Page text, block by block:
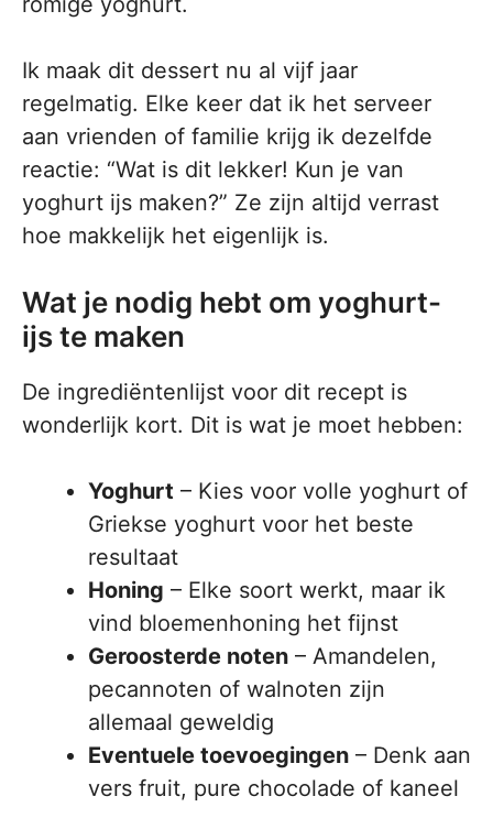
Ik maak dit dessert nu al vijf jaar
regelmatig. Elke keer dat ik het serveer
aan vrienden of familie krijg ik dezelfde
reactie: “Wat is dit lekker! Kun je van
yoghurt ijs maken?” Ze zijn altijd verrast
hoe makkelijk het eigenlijk is.
Wat je nodig hebt om yoghurt-
ijs te maken
De ingrediëntenlijst voor dit recept is
wonderlijk kort. Dit is wat je moet hebben:
Yoghurt – Kies voor volle yoghurt of
Griekse yoghurt voor het beste
resultaat
Honing – Elke soort werkt, maar ik
vind bloemenhoning het fijnst
Geroosterde noten – Amandelen,
pecannoten of walnoten zijn
allemaal geweldig
Eventuele toevoegingen – Denk aan
vers fruit, pure chocolade of kaneel